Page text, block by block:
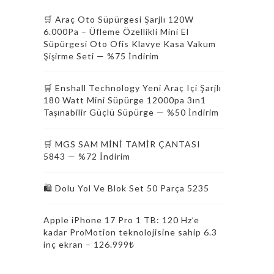
🛒 Araç Oto Süpürgesi Şarjlı 120W
6.000Pa – Üfleme Özellikli Mini El
Süpürgesi Oto Ofis Klavye Kasa Vakum
Şişirme Seti — %75 İndirim
🛒 Enshall Technology Yeni Araç Içi Şarjlı
180 Watt Mini Süpürge 12000pa 3ın1
Taşınabilir Güçlü Süpürge — %50 İndirim
🛒 MGS SAM MİNİ TAMİR ÇANTASI
5843 — %72 İndirim
🛍️ Dolu Yol Ve Blok Set 50 Parça 5235
Apple iPhone 17 Pro 1 TB: 120 Hz’e
kadar ProMotion teknolojisine sahip 6.3
inç ekran – 126.999₺